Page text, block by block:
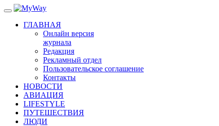
ГЛАВНАЯ
Онлайн версия
журнала
Редакция
Рекламный отдел
Пользовательское соглашение
Контакты
НОВОСТИ
АВИАЦИЯ
LIFESTYLE
ПУТЕШЕСТВИЯ
ЛЮДИ